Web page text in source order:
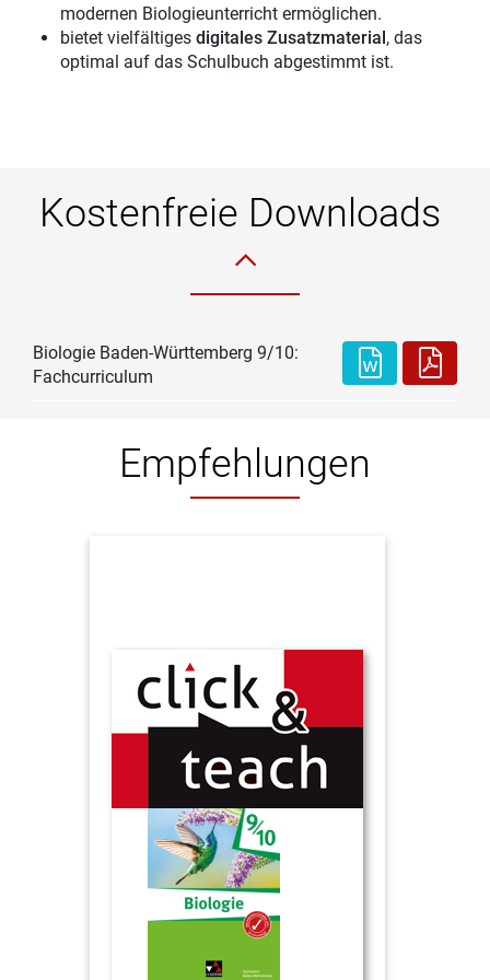
modernen Biologieunterricht ermöglichen.
bietet vielfältiges digitales Zusatzmaterial, das
optimal auf das Schulbuch abgestimmt ist.
Kostenfreie Downloads
Biologie Baden-Württemberg 9/10:
Fachcurriculum
Empfehlungen